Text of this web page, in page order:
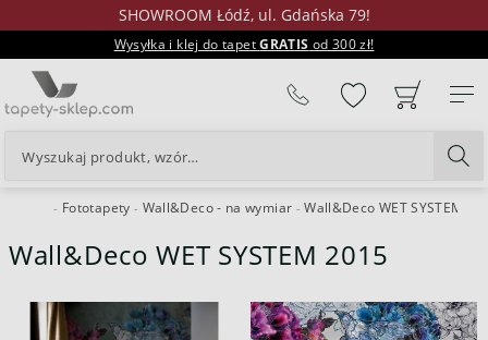
SHOWROOM Łódź, ul. Gdańska 79!
Wysyłka i klej do tapetGRATIS od 300 zł!
24H Fototapety Wall&Deco - na wymiar Wall&Deco WET SYSTEM
Wall&Deco WET SYSTEM 2015